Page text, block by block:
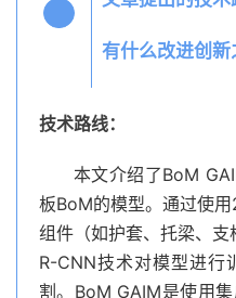
Q3
有什么改进创新
技术路线：
本文介绍了BoM
板BoM的模型。通过使
组件（如护套、托梁、
R-CNN技术对模型进行
割。BoM GAIM是使用